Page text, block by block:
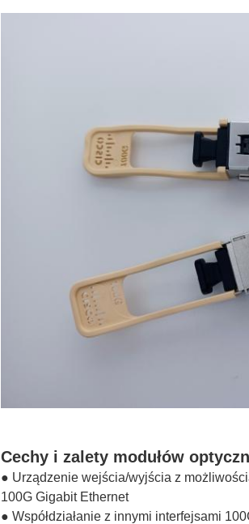
Cechy i zalety modułów
● Urządzenie wejścia/wyjścia z
100G Gigabit Ethernet
● Współdziałanie z innymi interfejsami